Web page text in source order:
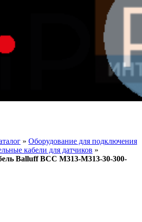
» Оборудование для подключения
кабели для датчиков »
Balluff BCC M313-M313-30-300-